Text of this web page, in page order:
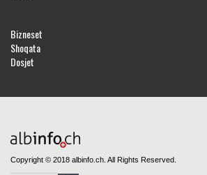
Bizneset
Shoqata
Dosjet
Copyright © 2018 albinfo.ch. All Rights Reserved.